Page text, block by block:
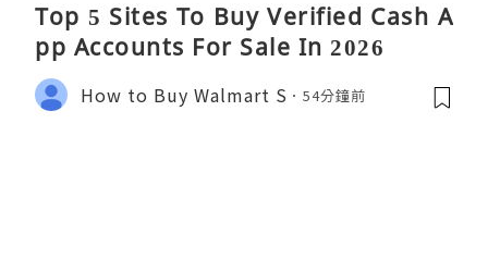
Top 5 Sites To Buy Verified Cash A
pp Accounts For Sale In 2026
How to Buy Walmart S 54分鐘前